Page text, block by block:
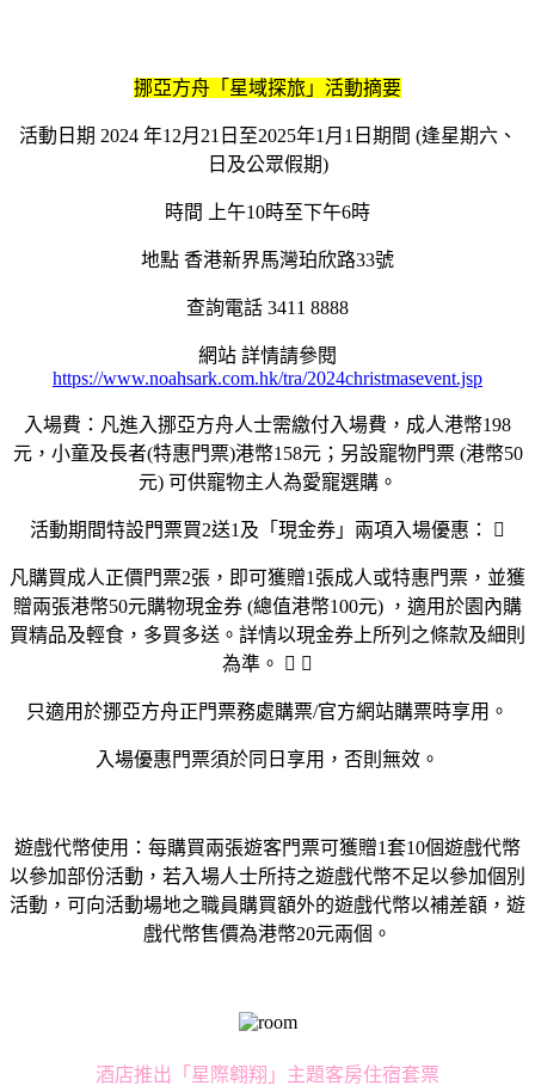
挪亞方舟「星域探旅」活動摘要
活動日期 2024 年12月21日至2025年1月1日期間 (逢星期六、
日及公眾假期)
時間 上午10時至下午6時
地點 香港新界馬灣珀欣路33號
查詢電話 3411 8888
網站 詳情請參閱
https://www.noahsark.com.hk/tra/2024christmasevent.jsp
入場費：凡進入挪亞方舟人士需繳付入場費，成人港幣198
元，小童及長者(特惠門票)港幣158元；另設寵物門票 (港幣50
元) 可供寵物主人為愛寵選購。
活動期間特設門票買2送1及「現金券」兩項入場優惠： 
凡購買成人正價門票2張，即可獲贈1張成人或特惠門票，並獲
贈兩張港幣50元購物現金券 (總值港幣100元) ，適用於園內購
買精品及輕食，多買多送。詳情以現金券上所列之條款及細則
為準。  
只適用於挪亞方舟正門票務處購票/官方網站購票時享用。
入場優惠門票須於同日享用，否則無效。
遊戲代幣使用：每購買兩張遊客門票可獲贈1套10個遊戲代幣
以參加部份活動，若入場人士所持之遊戲代幣不足以參加個別
活動，可向活動場地之職員購買額外的遊戲代幣以補差額，遊
戲代幣售價為港幣20元兩個。
酒店推出「星際翱翔」主題客房住宿套票